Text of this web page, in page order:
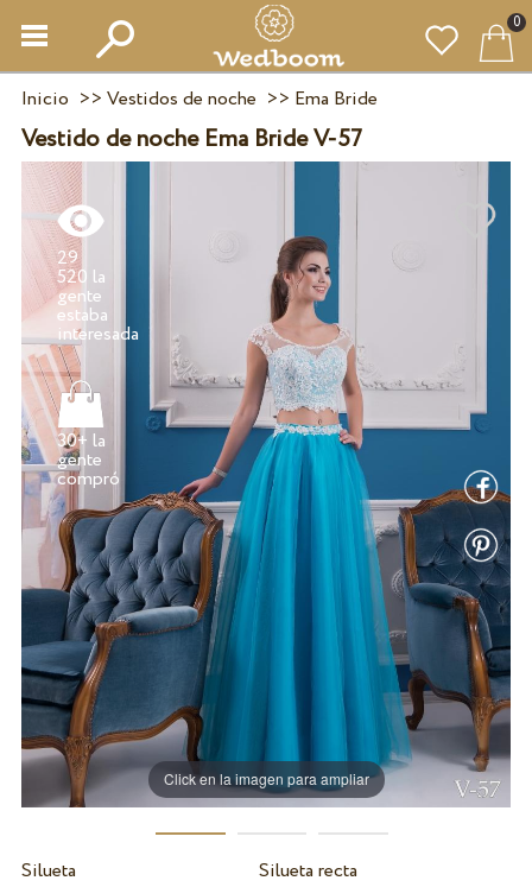
0
Inicio >> Vestidos de noche >> Ema Bride
Vestido de noche Ema Bride V-57
Click en la imagen para ampliar
29
520 la
gente
estaba
30+ la
gente
Silueta
Silueta recta